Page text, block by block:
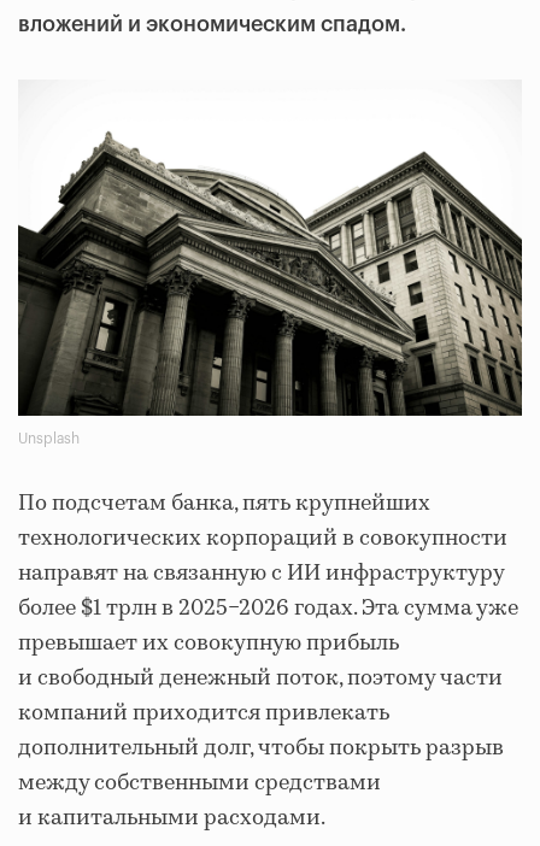
вложений и экономическим спадом.
Unsplash
По подсчетам банка, пять крупнейших
технологических корпораций в совокупности
направят на связанную с ИИ инфраструктуру
более $1 трлн в 2025−2026 годах. Эта сумма уже
превышает их совокупную прибыль
и свободный денежный поток, поэтому части
компаний приходится привлекать
дополнительный долг, чтобы покрыть разрыв
между собственными средствами
и капитальными расходами.